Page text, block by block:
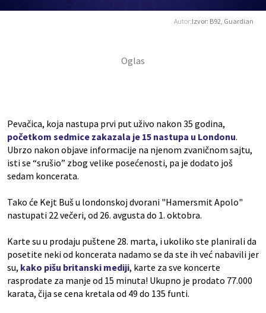
Autor:Izvor: B92, Guardian
Pevačica, koja nastupa prvi put uživo nakon 35 godina,
početkom sedmice zakazala je 15 nastupa u Londonu.
Ubrzo nakon objave informacije na njenom zvaničnom sajtu,
isti se “srušio” zbog velike posećenosti, pa je dodato još
sedam koncerata.
Tako će Kejt Buš u londonskoj dvorani "Hamersmit Apolo"
nastupati 22 večeri, od 26. avgusta do 1. oktobra.
Karte su u prodaju puštene 28. marta, i ukoliko ste planirali da
posetite neki od koncerata nadamo se da ste ih već nabavili jer
su, kako pišu britanski mediji, karte za sve koncerte
rasprodate za manje od 15 minuta! Ukupno je prodato 77.000
karata, čija se cena kretala od 49 do 135 funti.